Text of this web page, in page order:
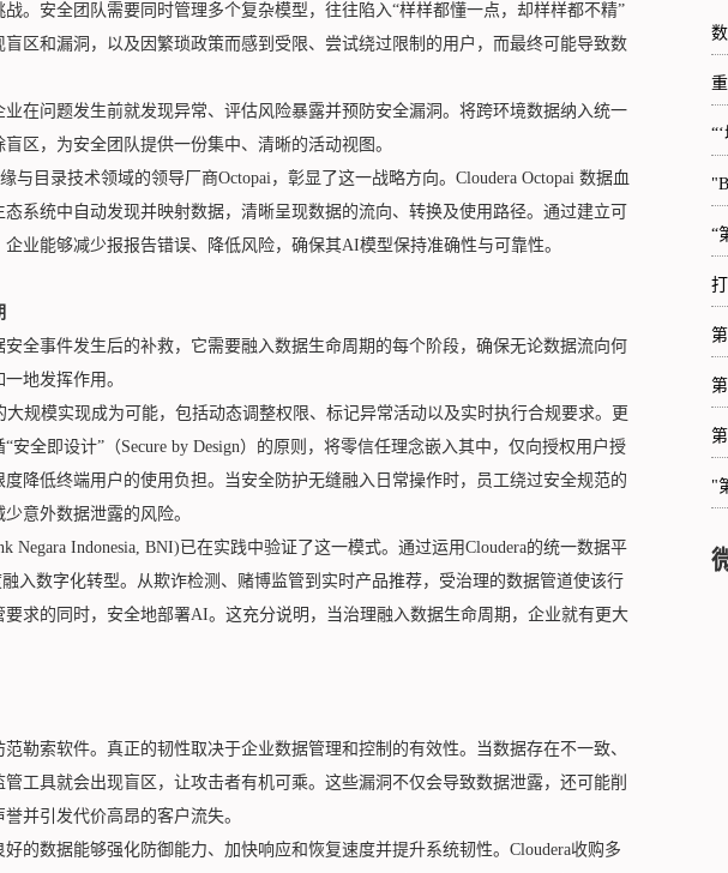
。安全团队需要同时管理多个复杂模型，往往陷入“样样都懂一点，却样样都不精”
区和漏洞，以及因繁琐政策而感到受限、尝试绕过限制的用户，而最终可能导致数
在问题发生前就发现异常、评估风险暴露并预防安全漏洞。将跨环境数据纳入统一
区，为安全团队提供一份集中、清晰的活动视图。
与目录技术领域的领导厂商Octopai，彰显了这一战略方向。Cloudera Octopai 数据血
系统中自动发现并映射数据，清晰呈现数据的流向、转换及使用路径。通过建立可
业能够减少报报告错误、降低风险，确保其AI模型保持准确性与可靠性。
全事件发生后的补救，它需要融入数据生命周期的每个阶段，确保无论数据流向何
地发挥作用。
大规模实现成为可能，包括动态调整权限、标记异常活动以及实时执行合规要求。更
安全即设计”（Secure by Design）的原则，将零信任理念嵌入其中，仅向授权用户授
降低终端用户的使用负担。当安全防护无缝融入日常操作时，员工绕过安全规范的
意外数据泄露的风险。
Negara Indonesia, BNI)已在实践中验证了这一模式。通过运用Cloudera的统一数据平
入数字化转型。从欺诈检测、赌博监管到实时产品推荐，受治理的数据管道使该行
要求的同时，安全地部署AI。这充分说明，当治理融入数据生命周期，企业就有更大
勒索软件。真正的韧性取决于企业数据管理和控制的有效性。当数据存在不一致、
工具就会出现盲区，让攻击者有机可乘。这些漏洞不仅会导致数据泄露，还可能削
并引发代价高昂的客户流失。
的数据能够强化防御能力、加快响应和恢复速度并提升系统韧性。Cloudera收购多
“
"